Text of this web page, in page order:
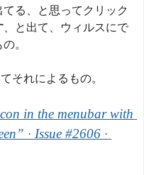
る、と思ってクリック
、と出て、ウィルスにで
。
それによるもの。
in the menubar with
· Issue #2606 ·